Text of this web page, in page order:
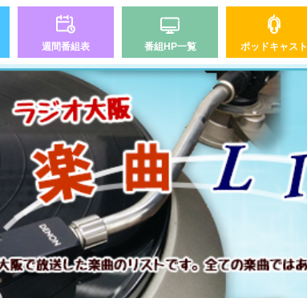
週間番組表 番組HP一覧 ポッドキャスト